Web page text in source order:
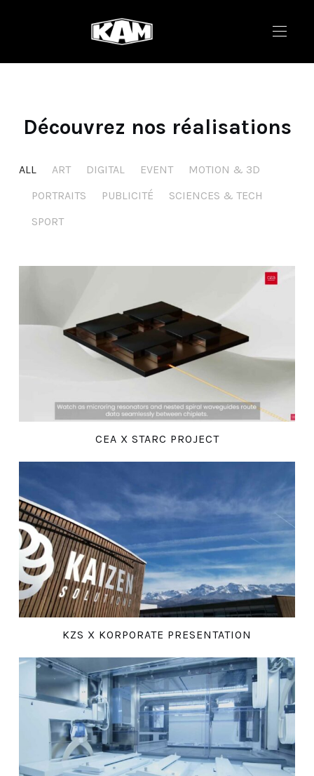
Découvrez nos réalisations
ALL ART DIGITAL EVENT
MOTION & 3D
PORTRAITS
PUBLICITÉ
SCIENCES & TECH
SPORT
CEA X STARC PROJECT
KZS X KORPORATE PRESENTATION